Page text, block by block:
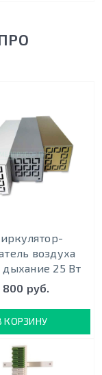
воздуха
дыхание 25 Вт
800 руб.
КОРЗИНУ